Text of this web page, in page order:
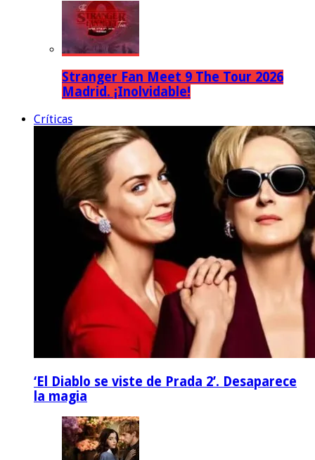
Stranger Fan Meet 9 The Tour 2026
Madrid. ¡Inolvidable!
Críticas
‘El Diablo se viste de Prada 2’. Desaparece
la magia